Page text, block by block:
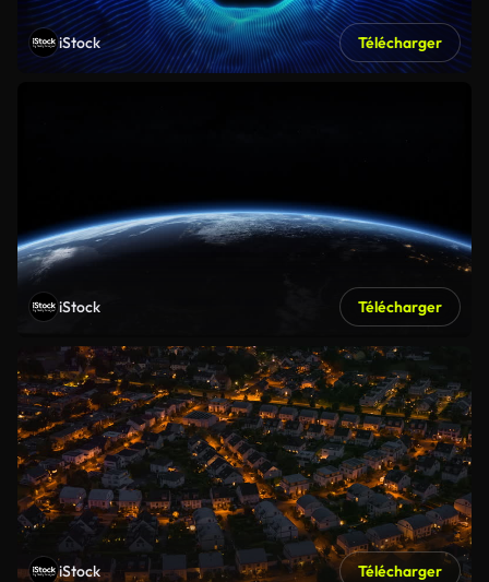
iStock Télécharger
iStock Télécharger
iStock Télécharger